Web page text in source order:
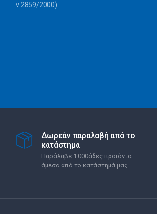
ν.2859/2000)
Δωρεάν παραλαβή από το
κατάστημα
Παράλαβε 1.000άδες προϊόντα
άμεσα από το κατάστημά μας